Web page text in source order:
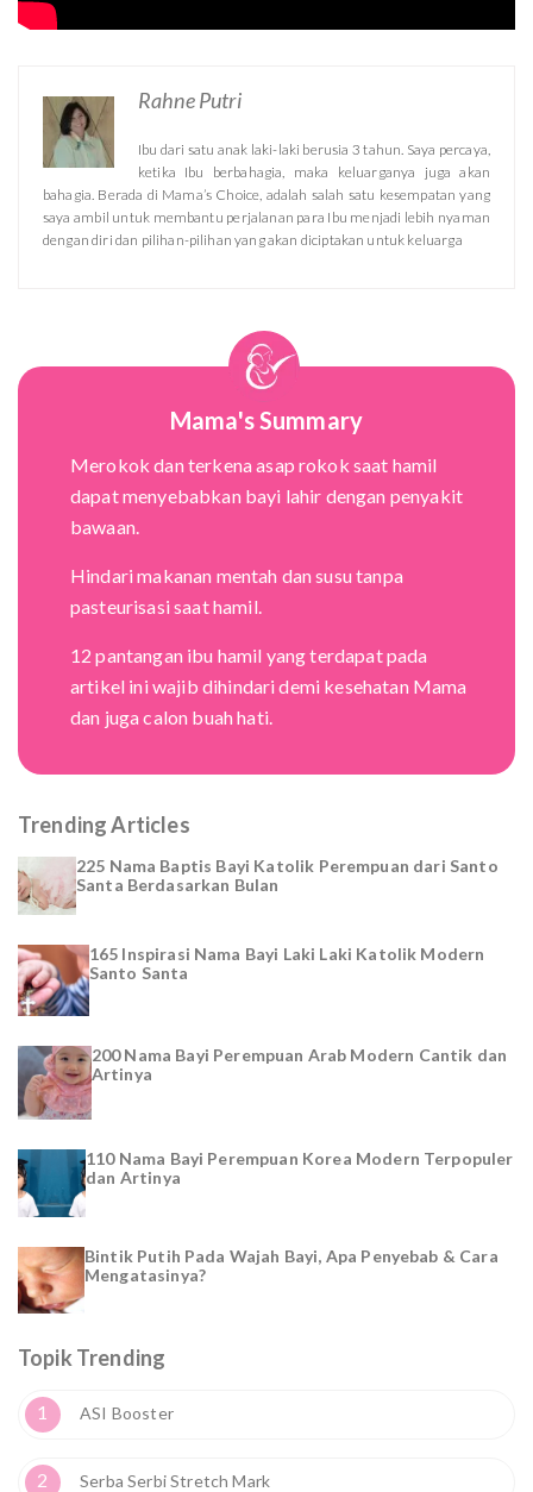
Rahne Putri
Ibu dari satu anak laki-laki berusia 3 tahun. Saya percaya,
ketika Ibu berbahagia, maka keluarganya juga akan
bahagia. Berada di Mama’s Choice, adalah salah satu kesempatan yang
saya ambil untuk membantu perjalanan para Ibu menjadi lebih nyaman
dengan diri dan pilihan-pilihan yang akan diciptakan untuk keluarga
Mama's Summary
Merokok dan terkena asap rokok saat hamil
dapat menyebabkan bayi lahir dengan penyakit
bawaan.
Hindari makanan mentah dan susu tanpa
pasteurisasi saat hamil.
12 pantangan ibu hamil yang terdapat pada
artikel ini wajib dihindari demi kesehatan Mama
dan juga calon buah hati.
Trending Articles
225 Nama Baptis Bayi Katolik Perempuan dari Santo
Santa Berdasarkan Bulan
165 Inspirasi Nama Bayi Laki Laki Katolik Modern
Santo Santa
200 Nama Bayi Perempuan Arab Modern Cantik dan
Artinya
110 Nama Bayi Perempuan Korea Modern Terpopuler
dan Artinya
Bintik Putih Pada Wajah Bayi, Apa Penyebab & Cara
Mengatasinya?
Topik Trending
1 ASI Booster
2 Serba Serbi Stretch Mark